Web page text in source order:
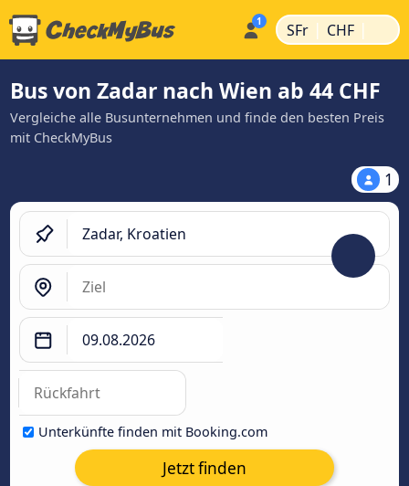
SFr | CHF |
Bus von Zadar nach Wien ab 44 CHF
Vergleiche alle Busunternehmen und finde den besten Preis
mit CheckMyBus
1
Unterkünfte finden mit Booking.com
Jetzt finden